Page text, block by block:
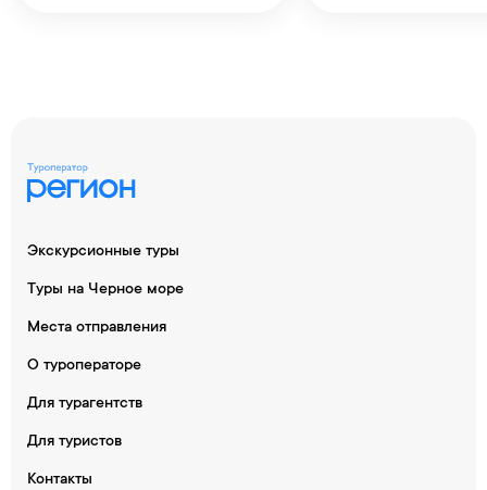
Экскурсионные туры
Туры на Черное море
Места отправления
О туроператоре
Для турагентств
Для туристов
Контакты